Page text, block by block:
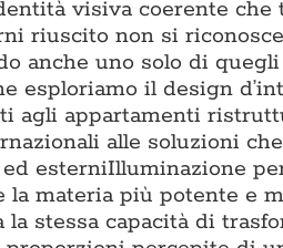
visiva coerente
riuscito non si
anche uno solo di
esploriamo il design
agli appartamenti
alle soluzioni
esterniIlluminazione
la materia più potente e
stessa capacità di